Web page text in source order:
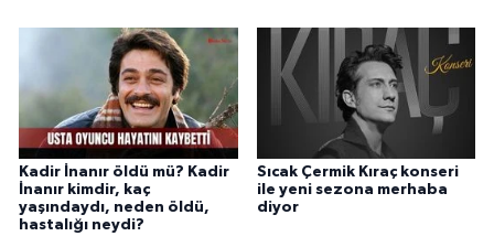
Kadir İnanır öldü mü? Kadir
İnanır kimdir, kaç
yaşındaydı, neden öldü,
hastalığı neydi?
Sıcak Çermik Kıraç konseri
ile yeni sezona merhaba
diyor